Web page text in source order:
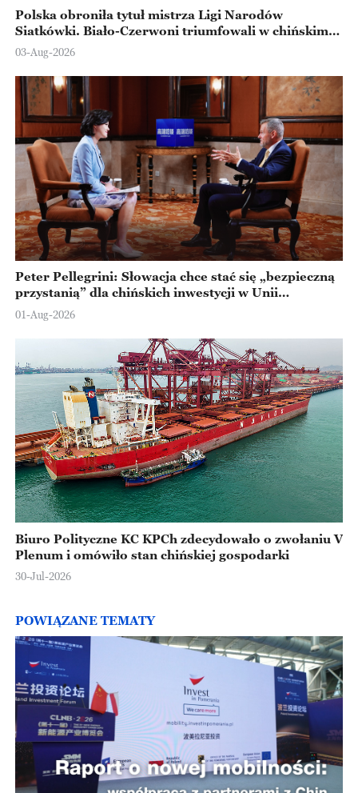
Polska obroniła tytuł mistrza Ligi Narodów
Siatkówki. Biało-Czerwoni triumfowali w chińskim
Ningbo
03-Aug-2026
Peter Pellegrini: Słowacja chce stać się „bezpieczną
przystanią” dla chińskich inwestycji w Unii
Europejskiej
01-Aug-2026
Biuro Polityczne KC KPCh zdecydowało o zwołaniu V
Plenum i omówiło stan chińskiej gospodarki
30-Jul-2026
POWIĄZANE TEMATY